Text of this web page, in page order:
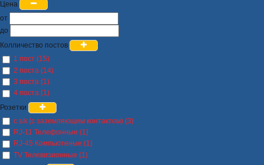
Цена
от
до
Колличество постов
1 пост (15)
2 поста (14)
3 поста (1)
4 поста (1)
Розетки
с з/к (с заземляющим контактом) (3)
RJ-11 Телефонные (1)
RJ-45 Компьютеные (1)
TV Телевизионные (1)